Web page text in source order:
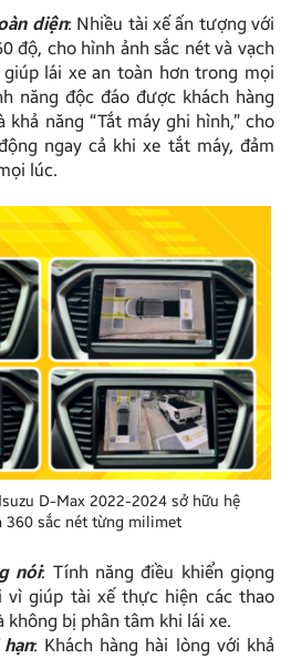
diện: Nhiều tài xế ấn tượng với
độ, cho hình ảnh sắc nét và vạch
lái xe an toàn hơn trong mọi
năng độc đáo được khách hàng
năng “Tắt máy ghi hình,” cho
ngay cả khi xe tắt máy, đảm
lúc.
D-Max 2022-2024 sở hữu hệ
360 sắc nét từng milimet
nói: Tính năng điều khiển giọng
vì giúp tài xế thực hiện các thao
không bị phân tâm khi lái xe.
: Khách hàng hài lòng với khả